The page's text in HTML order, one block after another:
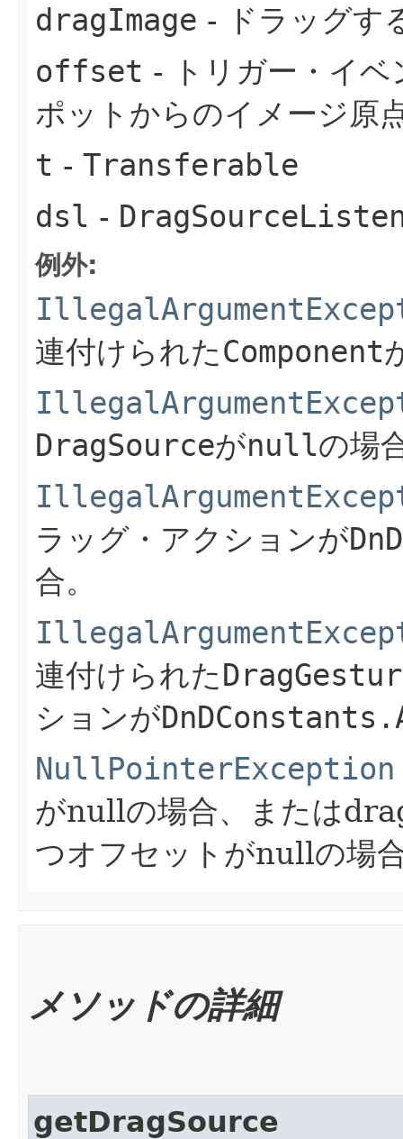
dragImage - ドラッグす
offset - トリガー・イ
ポットからのイメージ原
t - Transferable
dsl -
例外:
連付けられたComponent
DragSourceがnullの場
ラッグ・アクションが
合。
連付けられた
ションが
NullPointerException
がnullの場合、または
つオフセットがnullの場
メソッドの詳細
getDragSource